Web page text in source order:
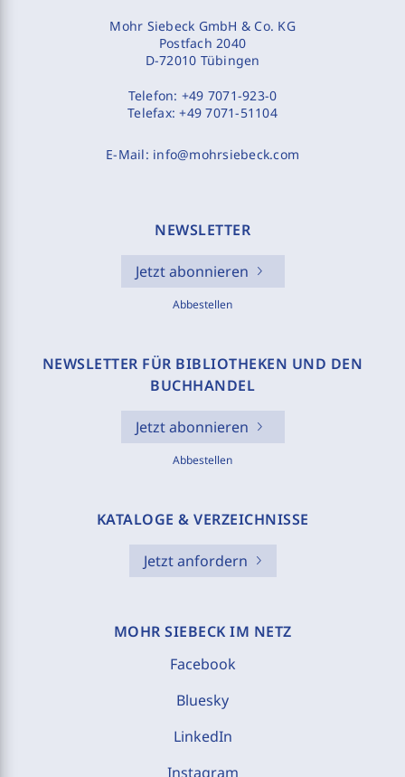
Mohr Siebeck GmbH & Co. KG
Postfach 2040
D-72010 Tübingen
Telefon: +49 7071-923-0
Telefax:+49 7071-51104
E-Mail: info@mohrsiebeck.com
NEWSLETTER
Jetzt abonnieren
Abbestellen
NEWSLETTER FÜR BIBLIOTHEKEN UND DEN
BUCHHANDEL
Jetzt abonnieren
Abbestellen
KATALOGE & VERZEICHNISSE
Jetzt anfordern
MOHR SIEBECK IM NETZ
Facebook
Bluesky
LinkedIn
Instagram